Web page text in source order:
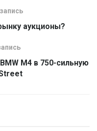
аукционы?
M4 в 750-сильную